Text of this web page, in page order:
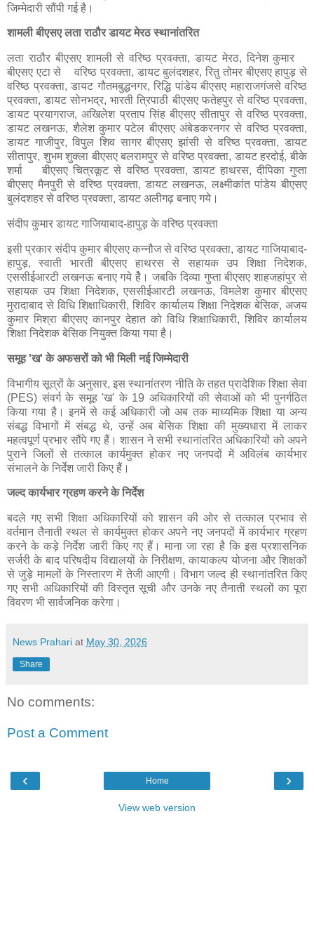
जिम्मेदारी सौंपी गई है।
शामली बीएसए लता राठौर डायट मेरठ स्थानांतरित
लता राठौर बीएसए शामली से वरिष्ठ प्रवक्ता, डायट मेरठ, दिनेश कुमार
बीएसए एटा से वरिष्ठ प्रवक्ता, डायट बुलंदशहर, रितु तोमर बीएसए हापुड़ से
वरिष्ठ प्रवक्ता, डायट गौतमबुद्धनगर, रिद्धि पांडेय बीएसए महाराजगंजसे वरिष्ठ
प्रवक्ता, डायट सोनभद्र, भारती त्रिपाठी बीएसए फतेहपुर से वरिष्ठ प्रवक्ता,
डायट प्रयागराज, अखिलेश प्रताप सिंह बीएसए सीतापुर से वरिष्ठ प्रवक्ता,
डायट लखनऊ, शैलेश कुमार पटेल बीएसए अंबेडकरनगर से वरिष्ठ प्रवक्ता,
डायट गाजीपुर, विपुल शिव सागर बीएसए झांसी से वरिष्ठ प्रवक्ता, डायट
सीतापुर, शुभम शुक्ला बीएसए बलरामपुर से वरिष्ठ प्रवक्ता, डायट हरदोई, बीके
शर्मा बीएसए चित्रकूट से वरिष्ठ प्रवक्ता, डायट हाथरस, दीपिका गुप्ता
बीएसए मैनपुरी से वरिष्ठ प्रवक्ता, डायट लखनऊ, लक्ष्मीकांत पांडेय बीएसए
बुलंदशहर से वरिष्ठ प्रवक्ता, डायट अलीगढ़ बनाए गये।
संदीप कुमार डायट गाजियाबाद-हापुड़ के वरिष्ठ प्रवक्ता
इसी प्रकार संदीप कुमार बीएसए कन्नौज से वरिष्ठ प्रवक्ता, डायट गाजियाबाद-
हापुड़, स्वाती भारती बीएसए हाथरस से सहायक उप शिक्षा निदेशक,
एससीईआरटी लखनऊ बनाए गये हैे। जबकि दिव्या गुप्ता बीएसए शाहजहांपुर से
सहायक उप शिक्षा निदेशक, एससीईआरटी लखनऊ, विमलेश कुमार बीएसए
मुरादाबाद से विधि शिक्षाधिकारी, शिविर कार्यालय शिक्षा निदेशक बेसिक, अजय
कुमार मिश्रा बीएसए कानपुर देहात को विधि शिक्षाधिकारी, शिविर कार्यालय
शिक्षा निदेशक बेसिक नियुक्त किया गया है।
समूह 'ख' के अफसरों को भी मिली नई जिम्मेदारी
विभागीय सूत्रों के अनुसार, इस स्थानांतरण नीति के तहत प्रादेशिक शिक्षा सेवा
(PES) संवर्ग के समूह 'ख' के 19 अधिकारियों की सेवाओं को भी पुनर्गठित
किया गया है। इनमें से कई अधिकारी जो अब तक माध्यमिक शिक्षा या अन्य
संबद्ध विभागों में संबद्ध थे, उन्हें अब बेसिक शिक्षा की मुख्यधारा में लाकर
महत्वपूर्ण प्रभार सौंपे गए हैं। शासन ने सभी स्थानांतरित अधिकारियों को अपने
पुराने जिलों से तत्काल कार्यमुक्त होकर नए जनपदों में अविलंब कार्यभार
संभालने के निर्देश जारी किए हैं।
जल्द कार्यभार ग्रहण करने के निर्देश
बदले गए सभी शिक्षा अधिकारियों को शासन की ओर से तत्काल प्रभाव से
वर्तमान तैनाती स्थल से कार्यमुक्त होकर अपने नए जनपदों में कार्यभार ग्रहण
करने के कड़े निर्देश जारी किए गए हैं। माना जा रहा है कि इस प्रशासनिक
सर्जरी के बाद परिषदीय विद्यालयों के निरीक्षण, कायाकल्प योजना और शिक्षकों
से जुड़े मामलों के निस्तारण में तेजी आएगी। विभाग जल्द ही स्थानांतरित किए
गए सभी अधिकारियों की विस्तृत सूची और उनके नए तैनाती स्थलों का पूरा
विवरण भी सार्वजनिक करेगा।
News Prahari at May 30, 2026
Share
No comments:
Post a Comment
‹ ›
Home
View web version